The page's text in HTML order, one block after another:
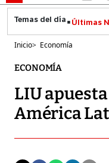
Últimas
Inicio> Economía
ECONOMÍA
LIU
América